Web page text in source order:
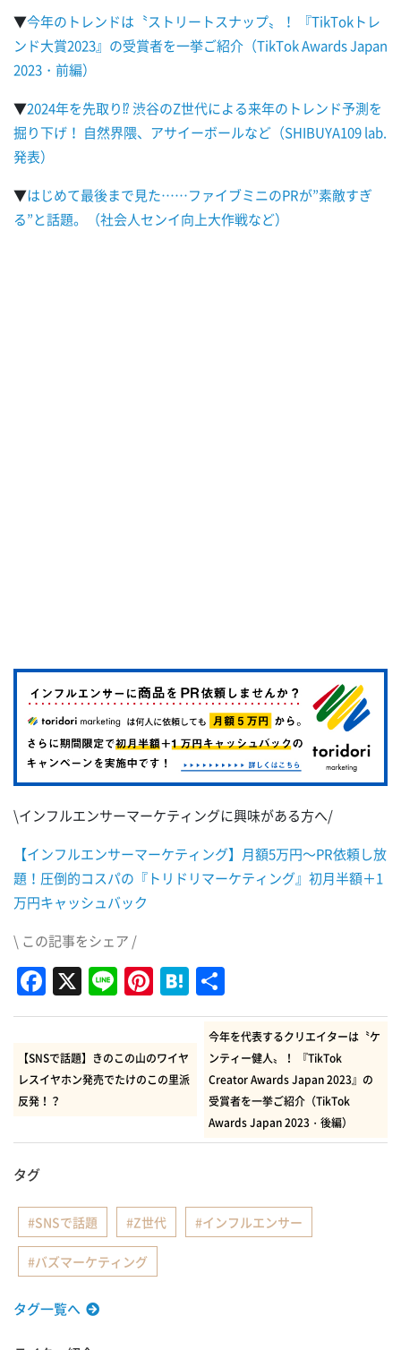
▼今年のトレンドは〝ストリートスナップ〟！ 『TikTokトレ
ンド大賞2023』の受賞者を一挙ご紹介（TikTok Awards Japan
2023・前編）
▼2024年を先取り⁉ 渋谷のZ世代による来年のトレンド予測を
掘り下げ！ 自然界隈、アサイーボールなど（SHIBUYA109 lab.
発表）
▼はじめて最後まで見た……ファイブミニのPRが”素敵すぎ
る”と話題。（社会人センイ向上大作戦など）
\インフルエンサーマーケティングに興味がある方へ/
【インフルエンサーマーケティング】月額5万円～PR依頼し放
題！圧倒的コスパの『トリドリマーケティング』初月半額＋1
万円キャッシュバック
\ この記事をシェア /
Facebook
X LinePinterest
Hatena
有
【SNSで話題】きのこの山のワイヤ
レスイヤホン発売でたけのこの里派
反発！？
今年を代表するクリエイターは〝ケ
ンティー健人〟！ 『TikTok
Creator Awards Japan 2023』の
受賞者を一挙ご紹介（TikTok
Awards Japan 2023・後編）
タグ
SNSで話題 Z世代 インフルエンサー
バズマーケティング
タグ一覧へ